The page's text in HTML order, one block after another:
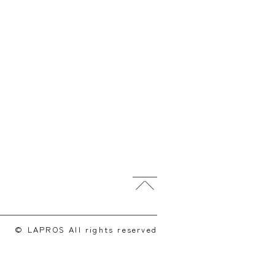
© LAPROS All rights reserved